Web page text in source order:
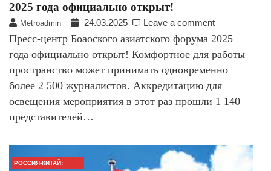
2025 года официально открыт!
Metroadmin 24.03.2025 Leave a comment
Пресс-центр Боаоского азиатского форума 2025
года официально открыт! Комфортное для работы
пространство может принимать одновременно
более 2 500 журналистов. Аккредитацию для
освещения мероприятия в этот раз прошли 1 140
представителей…
РОССИЯ-КИТАЙ: